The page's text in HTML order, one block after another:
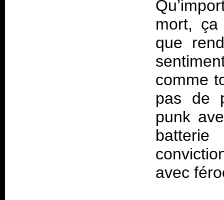
mort,
que
comme
pas de
punk
avec